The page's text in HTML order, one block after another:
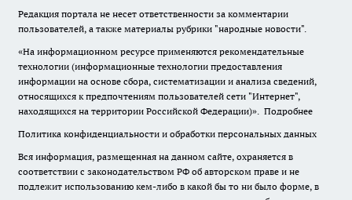
Редакция портала не несет ответственности за комментарии
пользователей, а также материалы рубрики "народные новости".
«На информационном ресурсе применяются рекомендательные
технологии (информационные технологии предоставления
информации на основе сбора, систематизации и анализа сведений,
относящихся к предпочтениям пользователей сети "Интернет",
находящихся на территории Российской Федерации)». Подробнее
Политика конфиденциальности и обработки персональных данных
Вся информация, размещенная на данном сайте, охраняется в
соответствии с законодательством РФ об авторском праве и не
подлежит использованию кем-либо в какой бы то ни было форме, в